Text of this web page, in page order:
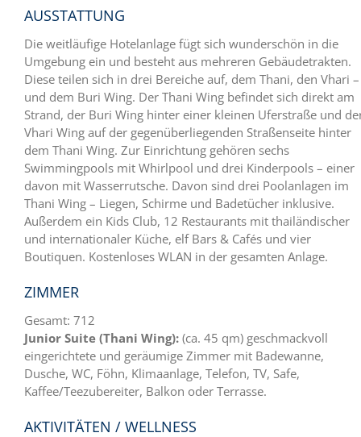
AUSSTATTUNG
Die weitläufige Hotelanlage fügt sich wunderschön in die
Umgebung ein und besteht aus mehreren Gebäudetrakten.
Diese teilen sich in drei Bereiche auf, dem Thani, den Vhari –
und dem Buri Wing. Der Thani Wing befindet sich direkt am
Strand, der Buri Wing hinter einer kleinen Uferstraße und
Vhari Wing auf der gegenüberliegenden Straßenseite hinter
dem Thani Wing. Zur Einrichtung gehören sechs
Swimmingpools mit Whirlpool und drei Kinderpools – einer
davon mit Wasserrutsche. Davon sind drei Poolanlagen im
Thani Wing – Liegen, Schirme und Badetücher inklusive.
Außerdem ein Kids Club, 12 Restaurants mit thailändischer
und internationaler Küche, elf Bars & Cafés und vier
Boutiquen. Kostenloses WLAN in der gesamten Anlage.
ZIMMER
Gesamt: 712
Junior Suite (Thani Wing): (ca. 45 qm) geschmackvoll
eingerichtete und geräumige Zimmer mit Badewanne,
Dusche, WC, Föhn, Klimaanlage, Telefon, TV, Safe,
Kaffee/Teezubereiter, Balkon oder Terrasse.
AKTIVITÄTEN / WELLNESS